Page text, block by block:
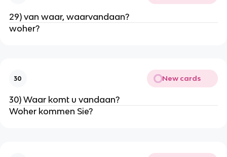
29) van waar, waarvandaan?
woher?
30 New cards
30) Waar komt u vandaan?
Woher kommen Sie?